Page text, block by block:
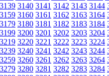
3139 3140 3141 3142 3143 3144
3159 3160 3161 3162 3163 3164
3179 3180 3181 3182 3183 3184
3199 3200 3201 3202 3203 3204
3219 3220 3221 3222 3223 3224
3239 3240 3241 3242 3243 3244
3259 3260 3261 3262 3263 3264
3279 3280 3281 3282 3283 3284